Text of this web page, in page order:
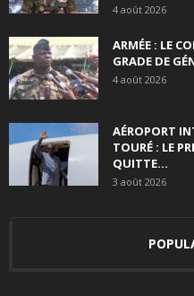
4 août 2026
ARMÉE : LE
GRADE DE
4 août 2026
AÉROPORT
TOURÉ : LE
QUITTE...
3 août 2026